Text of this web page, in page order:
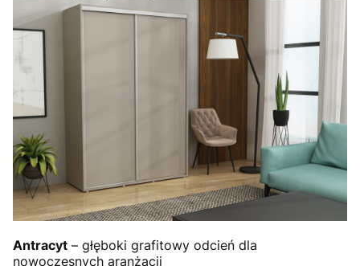
Antracyt – głęboki grafitowy odcień dla
nowoczesnych aranżacji